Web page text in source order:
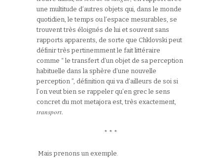
une multitude d’autres objets qui, dans le monde
quotidien, le temps ou l’espace mesurables, se
trouvent très éloignés de lui et souvent sans
rapports apparents, de sorte que Chklovski peut
définir très pertinemment le fait littéraire
comme “ le transfert d’un objet de sa perception
habituelle dans la sphère d’une nouvelle
perception ”, définition qui va d’ailleurs de soi si
l’on veut bien se rappeler qu’en grec le sens
concret du mot metajora est, très exactement,
transport.
* * *
Mais prenons un exemple.